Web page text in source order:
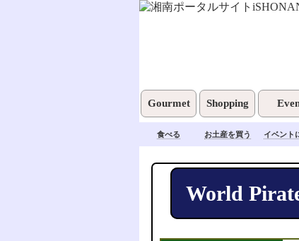
Gourmet Shopping
食べる お土産を買う イベント
World